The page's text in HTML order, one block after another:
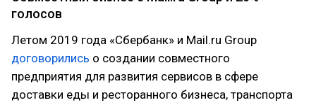
голосов
Летом 2019 года «Сбербанк» и Mail.ru Group
договорились о создании совместного
предприятия для развития сервисов в сфере
доставки еды и ресторанного бизнеса, транспорта